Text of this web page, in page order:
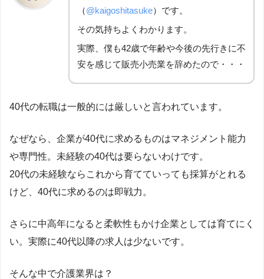
（@kaigoshitasuke）です。
その気持ちよくわかります。
実際、僕も42歳で年齢や今後の先行きに不
安を感じて販売小売業を辞めたので・・・
40代の転職は一般的には厳しいと言われています。
なぜなら、企業が40代に求めるものはマネジメント能力
や専門性。未経験の40代は要らないわけです。
20代の未経験ならこれから育てていっても採算がとれる
けど、40代に求めるのは即戦力。
さらに中高年になると柔軟性もかけ企業としては育てにく
い。実際に40代以降の求人は少ないです。
そんな中で介護業界は？